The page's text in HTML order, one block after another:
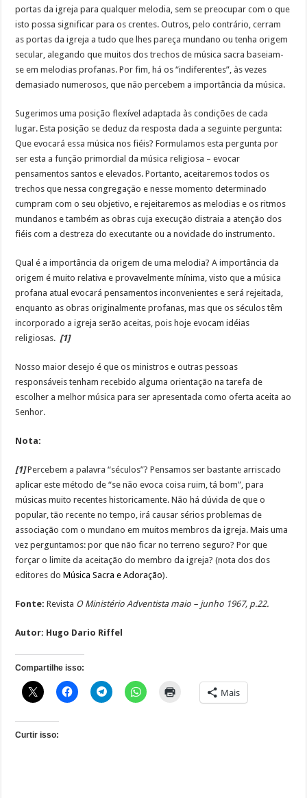
portas da igreja para qualquer melodia, sem se preocupar com o que
isto possa significar para os crentes. Outros, pelo contrário, cerram
as portas da igreja a tudo que lhes pareça mundano ou tenha origem
secular, alegando que muitos dos trechos de música sacra baseiam-
se em melodias profanas. Por fim, há os “indiferentes”, às vezes
demasiado numerosos, que não percebem a importância da música.
Sugerimos uma posição flexível adaptada às condições de cada
lugar. Esta posição se deduz da resposta dada a seguinte pergunta:
Que evocará essa música nos fiéis? Formulamos esta pergunta por
ser esta a função primordial da música religiosa – evocar
pensamentos santos e elevados. Portanto, aceitaremos todos os
trechos que nessa congregação e nesse momento determinado
cumpram com o seu objetivo, e rejeitaremos as melodias e os ritmos
mundanos e também as obras cuja execução distraia a atenção dos
fiéis com a destreza do executante ou a novidade do instrumento.
Qual é a importância da origem de uma melodia? A importância da
origem é muito relativa e provavelmente mínima, visto que a música
profana atual evocará pensamentos inconvenientes e será rejeitada,
enquanto as obras originalmente profanas, mas que os séculos têm
incorporado a igreja serão aceitas, pois hoje evocam idéias
religiosas. [1]
Nosso maior desejo é que os ministros e outras pessoas
responsáveis tenham recebido alguma orientação na tarefa de
escolher a melhor música para ser apresentada como oferta aceita ao
Senhor.
Nota:
[1]Percebem a palavra “séculos”? Pensamos ser bastante arriscado
aplicar este método de “se não evoca coisa ruim, tá bom”, para
músicas muito recentes historicamente. Não há dúvida de que o
popular, tão recente no tempo, irá causar sérios problemas de
associação com o mundano em muitos membros da igreja. Mais uma
vez perguntamos: por que não ficar no terreno seguro? Por que
forçar o limite da aceitação do membro da igreja? (nota dos dos
editores doMúsica Sacra e Adoração).
Fonte: Revista O Ministério Adventista maio – junho 1967, p.22.
Autor: Hugo Dario Riffel
Compartilhe isso:
Mais
Curtir isso: